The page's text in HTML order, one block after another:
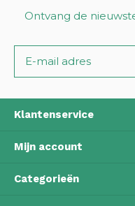
Ontvang de
Klantenservice
Mijn account
Categorieën